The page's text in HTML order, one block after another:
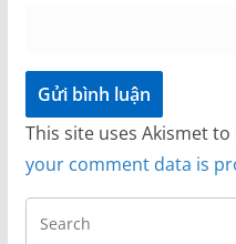
This site uses Akismet
your comment data is